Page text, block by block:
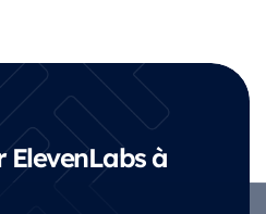
ElevenLabs à